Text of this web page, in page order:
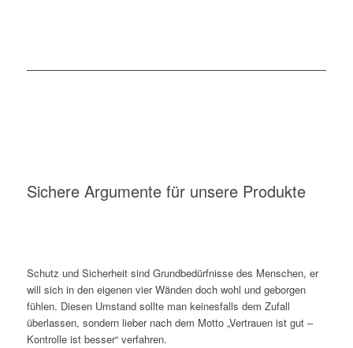
Sichere Argumente für unsere Produkte
Schutz und Sicherheit sind Grundbedürfnisse des Menschen, er
will sich in den eigenen vier Wänden doch wohl und geborgen
fühlen. Diesen Umstand sollte man keinesfalls dem Zufall
überlassen, sondern lieber nach dem Motto „Vertrauen ist gut –
Kontrolle ist besser“ verfahren.